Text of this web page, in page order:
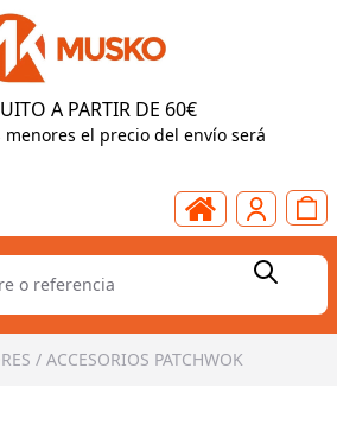
A PARTIR DE 60€
menores el precio del envío será
/ ACCESORIOS PATCHWOK